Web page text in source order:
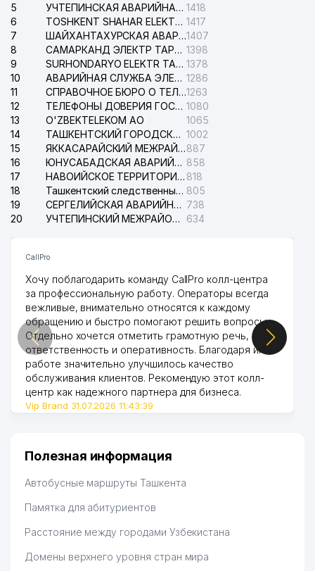
5 УЧТЕПИНСКАЯ АВАРИЙНАЯ СЛУЖБА ЭЛЕКТРОСЕТИ 1418
6
TOSHKENT SHAHAR ELEKTR TARMOQLARI KORXONASI АО 1417
7
ШАЙХАНТАХУРСКАЯ АВАРИЙНАЯ СЛУЖБА ЭЛЕКТРОСЕТИ1407
8
САМАРКАНД ЭЛЕКТР ТАРМОКЛАРИ АО 1398
9
SURHONDARYO ELEKTR TARMOKLARI АО 1378
10
АВАРИЙНАЯ СЛУЖБА ЭЛЕКТРОСЕТИ ТАШКЕНТСКОГО РАЙОНА 1286
11
СПРАВОЧНОЕ БЮРО О ТЕЛЕФОНАХ ОРГАНИЗАЦИЙ г. ТАШКЕНТА1263
12
ТЕЛЕФОНЫ ДОВЕРИЯ ГОСУДАРСТВЕННОГО ЦЕНТРА ТЕСТИРОВАНИЯ 1080
13
O'ZBEKTELEKOM АО
1065
14
ТАШКЕНТСКИЙ ГОРОДСКОЙ СУД ПО ГРАЖДАНСКИМ ДЕЛАМ 1002
15
ЯККАСАРАЙСКИЙ МЕЖРАЙОННЫЙ СУД ПО ГРАЖДАНСКИМ ДЕЛАМ887
16
ЮНУСАБАДСКАЯ АВАРИЙНАЯ СЛУЖБА ЭЛЕКТРОСЕТИ 858
17
НАВОИЙСКОЕ ТЕРРИТОРИАЛЬНОЕ ПРЕДПРИЯТИЕ ЭЛЕКТРОСЕТИ АО 818
18
Ташкентский следственный изолятор 805
19
СЕРГЕЛИЙСКАЯ АВАРИЙНАЯ СЛУЖБА ЭЛЕКТРОСЕТИ 738
20
УЧТЕПИНСКИЙ МЕЖРАЙОННЫЙ СУД ПО ГРАЖДАНСКИМ ДЕЛАМ 634
CallPro
Хочу поблагодарить команду CallPro колл-центра
за профессиональную работу. Операторы всегда
вежливые, внимательно относятся к каждому
обращению и быстро помогают решить вопросы.
Отдельно хочется отметить грамотную речь,
ответственность и оперативность. Благодаря их
работе значительно улучшилось качество
обслуживания клиентов. Рекомендую этот колл-
центр как надежного партнера для бизнеса.
Vip Brand 31.07.2026 11:43:39
Полезная информация
Автобусные маршруты Ташкента
Памятка для абитуриентов
Расстояние между городами Узбекистана
Домены верхнего уровня стран мира